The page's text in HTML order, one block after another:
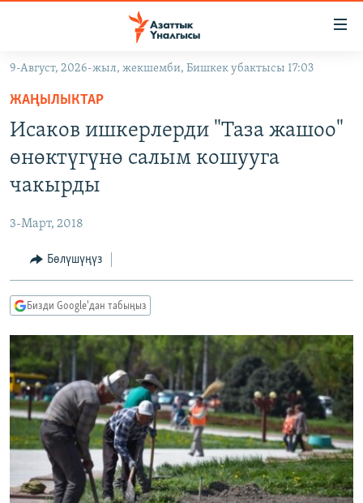
Навигацияга
өтүңүз
Издөөгө
салыңыз
МАДАНИЯТ
УКРАИНА
ТВ ПРОГРАММАЛАР
БҮГҮН АЗАТТЫКТА
ДАНИСТЕ
ЭЖЕ-СИҢДИЛЕР
АЗАТТЫК+
ЫҢГАЙСЫЗ СУРООЛОР
ПОДКАСТ
Русский
ОНЛАЙН ШЕРИНЕ
ЭЕ/АРнун бардык сайттары
9-Август, 2026-жыл, жекшемби, Бишкек убактысы 17:03
ЖАҢЫЛЫКТАР
Исаков ишкерлерди "Таза жашоо"
өнөктүгүнө салым кошууга
чакырды
3-Март, 2018
Бөлүшүңүз
Бизди Google'дан табыңыз